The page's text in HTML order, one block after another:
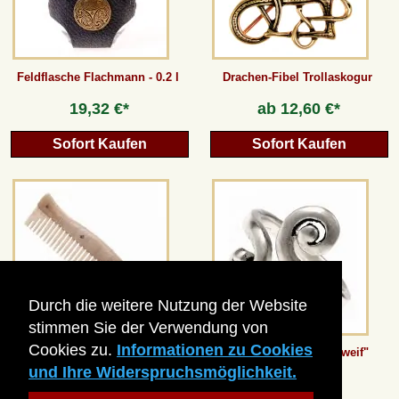
Durch die weitere Nutzung der Website
stimmen Sie der Verwendung von
Cookies zu. Informationen zu Cookies
und Ihre Widerspruchsmöglichkeit.
Feldflasche Flachmann - 0.2 l
19,32 €*
Sofort Kaufen
Drachen-Fibel Trollaskogur
ab 12,60 €*
Sofort Kaufen
Dreilagenkamm der Wikinger
23,52 €*
Keltischer Ring "Schweif"
ab8,40 €*